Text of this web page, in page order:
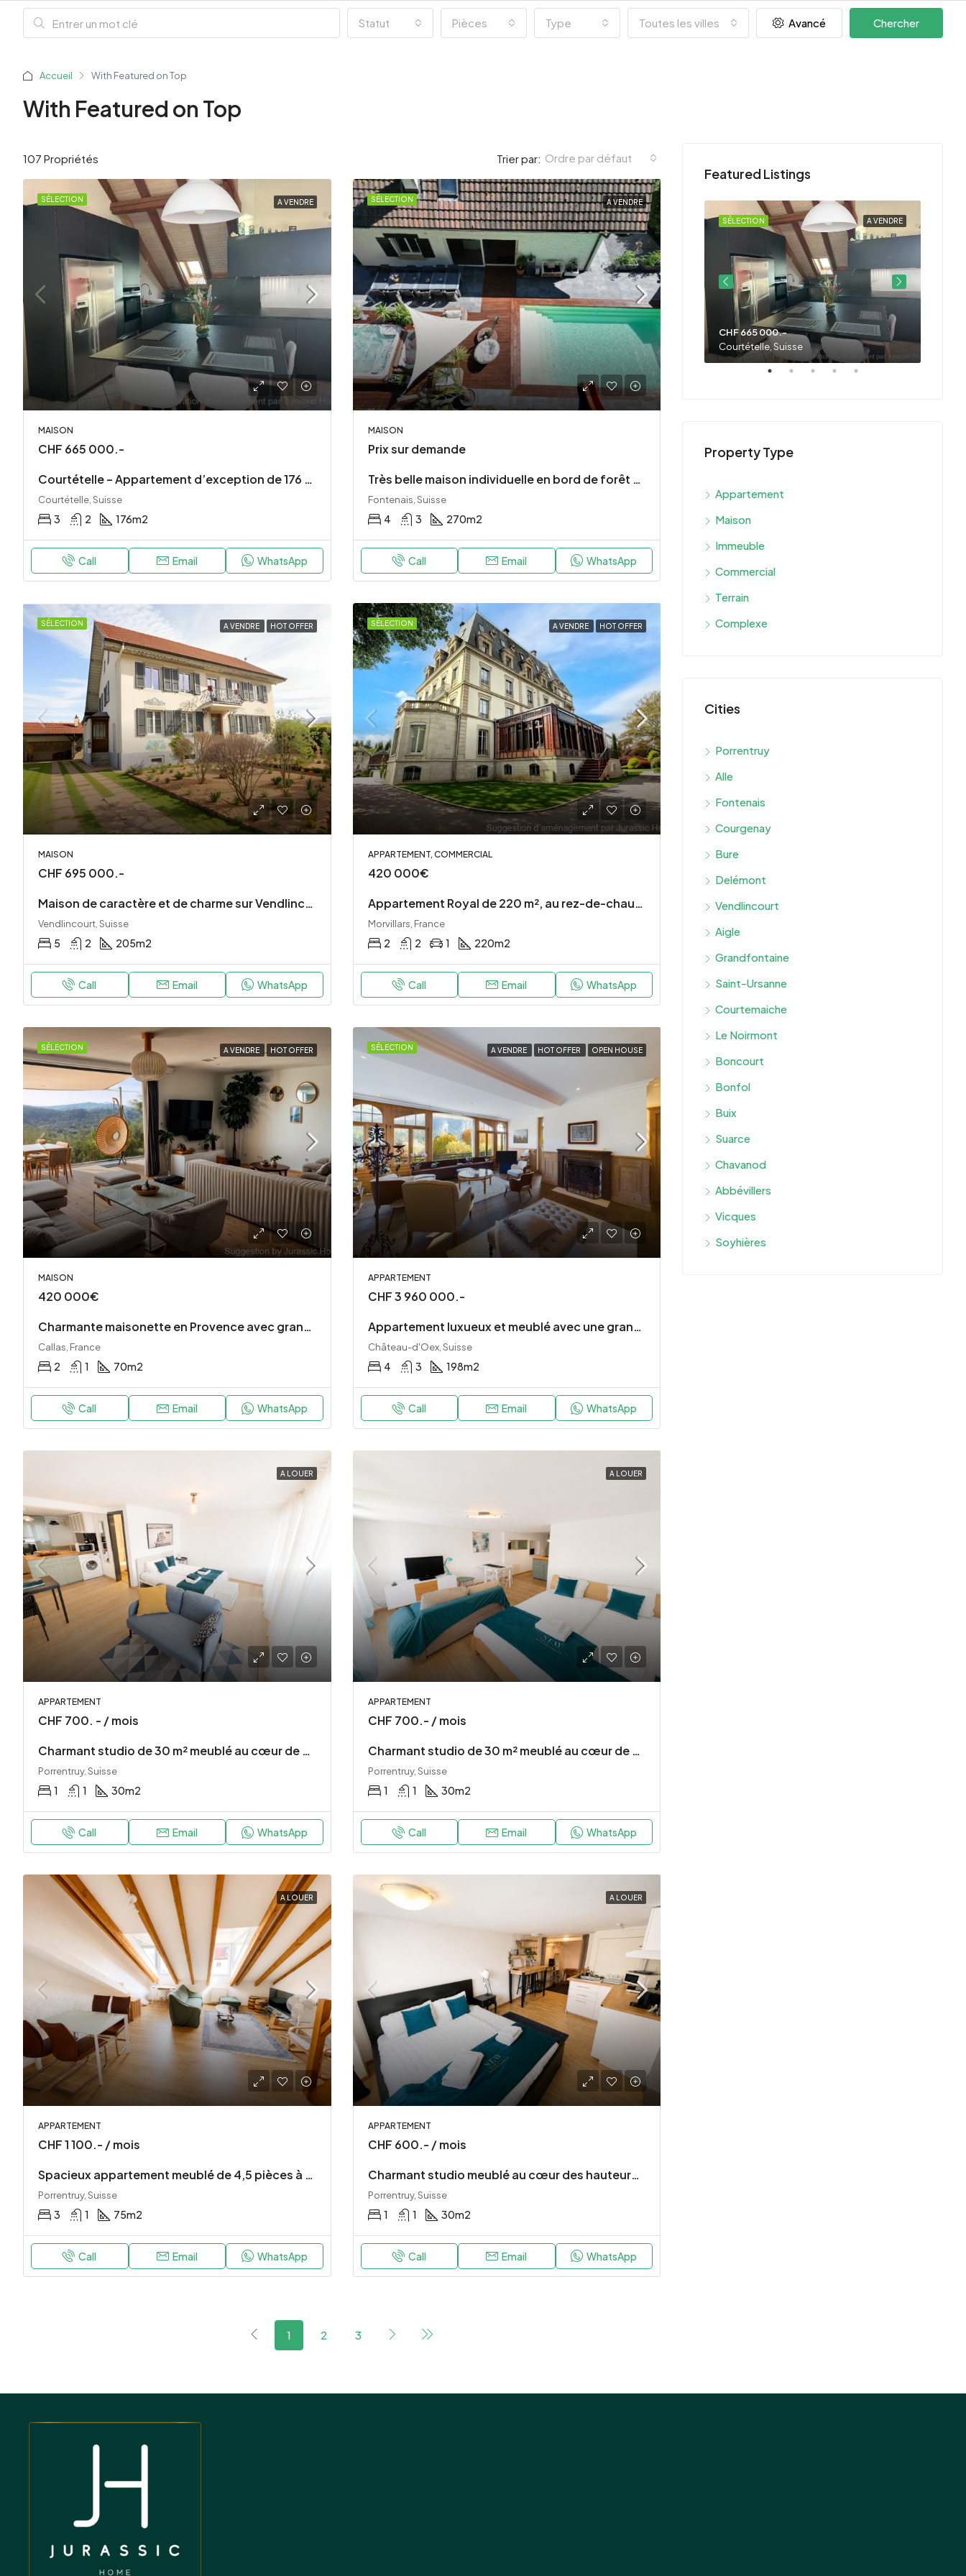
Statut Pièces Type Toutes les villes Avancé Chercher
Accueil With Featured on Top
With Featured on Top
107 Propriétés Trier par: Ordre par défaut
SÉLECTION A VENDRE
MAISON
CHF 665 000.-
Courtételle – Appartement d’exception de 176 m² avec piscine et jacuzzi privé – un cachet unique
Courtételle, Suisse
3 2 176m2
Call Email WhatsApp
SÉLECTION A VENDRE
MAISON
Prix sur demande
Très belle maison individuelle en bord de forêt sur les hauteurs
Fontenais, Suisse
4 3 270m2
Call Email WhatsApp
SÉLECTION A VENDRE HOT OFFER
MAISON
CHF 695 000.-
Maison de caractère et de charme sur Vendlincourt
Vendlincourt, Suisse
5 2 205m2
Call Email WhatsApp
SÉLECTION A VENDRE HOT OFFER
APPARTEMENT, COMMERCIAL
420 000€
Appartement Royal de 220 m², au rez-de-chaussée d’un château du XIII s.
Morvillars, France
2 2 1 220m2
Call Email WhatsApp
SÉLECTION A VENDRE HOT OFFER
MAISON
420 000€
Charmante maisonette en Provence avec grand terrain
Callas, France
2 1 70m2
Call Email WhatsApp
SÉLECTION A VENDRE HOT OFFER OPEN HOUSE
APPARTEMENT
CHF 3 960 000.-
Appartement luxueux et meublé avec une grande terrasse donnant sur la montagne – A quelques minutes de Gstaad
Château-d'Oex, Suisse
4 3 198m2
Call Email WhatsApp
A LOUER
APPARTEMENT
CHF 700. - / mois
Charmant studio de 30 m² meublé au cœur de Porrentruy
Porrentruy, Suisse
1 1 30m2
Call Email WhatsApp
A LOUER
APPARTEMENT
CHF 700.- / mois
Charmant studio de 30 m² meublé au cœur de Porrentruy
Porrentruy, Suisse
1 1 30m2
Call Email WhatsApp
A LOUER
APPARTEMENT
CHF 1 100.- / mois
Spacieux appartement meublé de 4,5 pièces à Porrentruy
Porrentruy, Suisse
3 1 75m2
Call Email WhatsApp
A LOUER
APPARTEMENT
CHF 600.- / mois
Charmant studio meublé au cœur des hauteurs de la vieille ville de Porrentruy
Porrentruy, Suisse
1 1 30m2
Call Email WhatsApp
1 2 3
Featured Listings
A VENDRE
SÉLECTION
420 000€
Callas, France
A VENDRE
SÉLECTION
CHF 665 000.-
Courtételle, Suisse
Property Type
Appartement
Maison
Immeuble
Commercial
Terrain
Complexe
Cities
Porrentruy
Alle
Fontenais
Courgenay
Bure
Delémont
Vendlincourt
Aigle
Grandfontaine
Saint-Ursanne
Courtemaiche
Le Noirmont
Boncourt
Bonfol
Buix
Suarce
Chavanod
Abbévillers
Vicques
Soyhières